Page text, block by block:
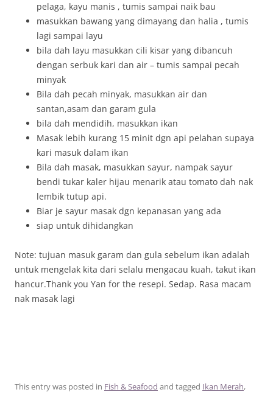
pelaga, kayu manis , tumis sampai naik bau
masukkan bawang yang dimayang dan halia , tumis
lagi sampai layu
bila dah layu masukkan cili kisar yang dibancuh
dengan serbuk kari dan air – tumis sampai pecah
minyak
Bila dah pecah minyak, masukkan air dan
santan,asam dan garam gula
bila dah mendidih, masukkan ikan
Masak lebih kurang 15 minit dgn api pelahan supaya
kari masuk dalam ikan
Bila dah masak, masukkan sayur, nampak sayur
bendi tukar kaler hijau menarik atau tomato dah nak
lembik tutup api.
Biar je sayur masak dgn kepanasan yang ada
siap untuk dihidangkan
Note: tujuan masuk garam dan gula sebelum ikan adalah
untuk mengelak kita dari selalu mengacau kuah, takut ikan
hancur.Thank you Yan for the resepi. Sedap. Rasa macam
nak masak lagi
This entry was posted in Fish & Seafood and tagged Ikan Merah,